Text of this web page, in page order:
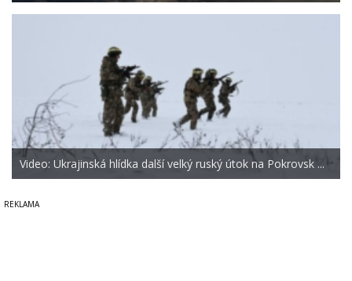
Video: Ukrajinská hlídka další velký ruský útok na Pokrovsk ...